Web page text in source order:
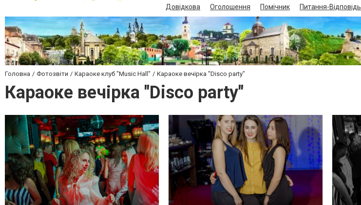
Довідкова
Оголошення Помічник Питання-Відповідь
Головна Фотозвіти Караоке клуб "Music Hall" Караоке вечірка "Disco party"
Караоке вечірка "Disco party"